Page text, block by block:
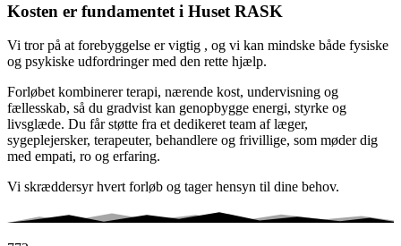
Kosten er fundamentet i Huset RASK
Vi tror på at forebyggelse er vigtig , og vi kan mindske både fysiske
og psykiske udfordringer med den rette hjælp.
Forløbet kombinerer terapi, nærende kost, undervisning og
fællesskab, så du gradvist kan genopbygge energi, styrke og
livsglæde. Du får støtte fra et dedikeret team af læger,
sygeplejersker, terapeuter, behandlere og frivillige, som møder dig
med empati, ro og erfaring.
Vi skræddersyr hvert forløb og tager hensyn til dine behov.